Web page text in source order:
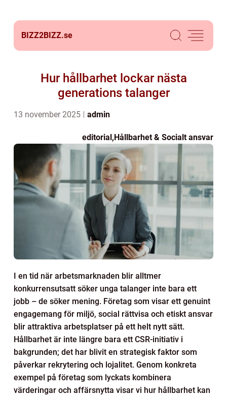
BIZZ2BIZZ.se
Hur hållbarhet lockar nästa
generations talanger
13 november 2025 admin
editorial,Hållbarhet & Socialt ansvar
I en tid när arbetsmarknaden blir alltmer
konkurrensutsatt söker unga talanger inte bara ett
jobb – de söker mening. Företag som visar ett genuint
engagemang för miljö, social rättvisa och etiskt ansvar
blir attraktiva arbetsplatser på ett helt nytt sätt.
Hållbarhet är inte längre bara ett CSR-initiativ i
bakgrunden; det har blivit en strategisk faktor som
påverkar rekrytering och lojalitet. Genom konkreta
exempel på företag som lyckats kombinera
värderingar och affärsnytta visar vi hur hållbarhet kan